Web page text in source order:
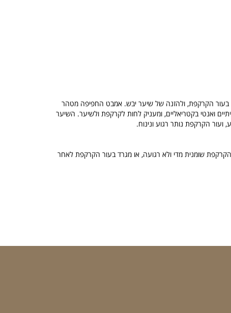
בעור הקרקפת, ולהזנה של שיער יבש. אמבט החפיפה מטהר
ואנטי בקטריאליים, ומעניק לחות לקרקפת ולשיער. השיער
ועור הקרקפת נותר רגוע ונינוח.
שומנית מדי ולא רגועה, או מגרד בעור הקרקפת לאחר